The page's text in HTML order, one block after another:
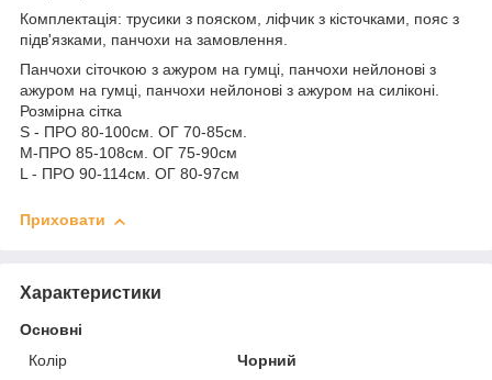
Комплектація: трусики з пояском, ліфчик з кісточками, пояс з
підв'язками, панчохи на замовлення.
Панчохи сіточкою з ажуром на гумці, панчохи нейлонові з
ажуром на гумці, панчохи нейлонові з ажуром на силіконі.
Розмірна сітка
S - ПРО 80-100см. ОГ 70-85см.
M-ПРО 85-108см. ОГ 75-90см
L - ПРО 90-114см. ОГ 80-97см
Приховати
Характеристики
Основні
Колір
Чорний